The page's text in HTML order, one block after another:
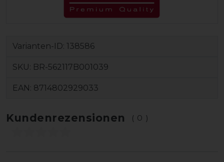
Varianten-ID: 138586
SKU: BR-562117B001039
EAN: 8714802929033
Kundenrezensionen (0)